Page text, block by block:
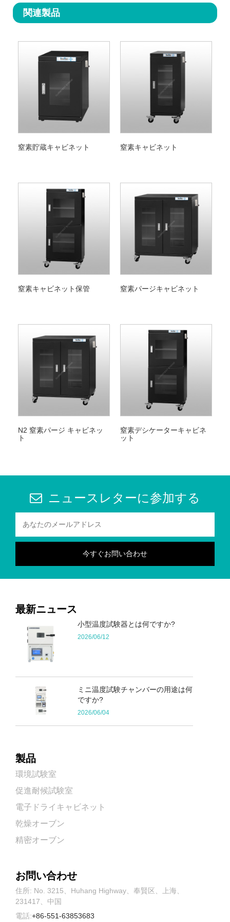
関連製品
窒素貯蔵キャビネット 窒素キャビネット
窒素キャビネット保管 窒素パージキャビネット
N2 窒素パージ キャビネッ
ト
窒素デシケーターキャビネ
ット
ニュースレターに参加する
最新ニュース
小型温度試験器とは何ですか?
2026/06/12
ミニ温度試験チャンバーの用途は何
ですか?
2026/06/04
製品
環境試験室
促進耐候試験室
電子ドライキャビネット
乾燥オーブン
精密オーブン
お問い合わせ
住所: No. 3215、Huhang Highway、奉賢区、上海、
231417、中国
電話:+86-551-63853683